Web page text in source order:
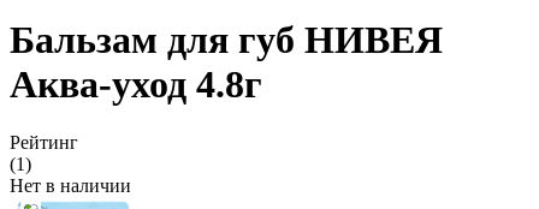
Бальзам для губ НИВЕЯ
Аква-уход 4.8г
Рейтинг
(1)
Нет в наличии